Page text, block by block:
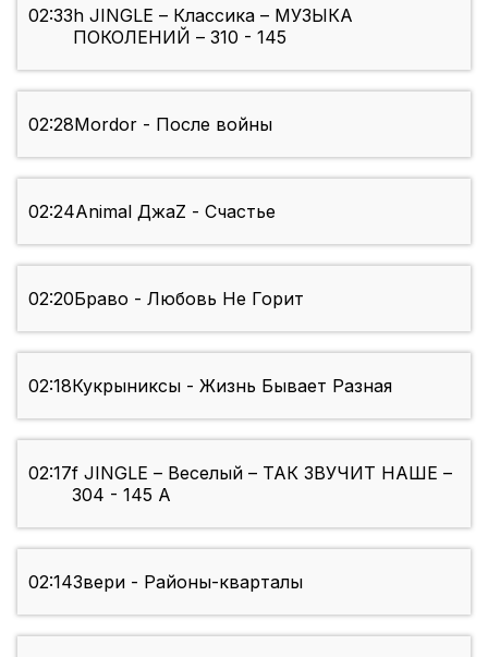
02:33h JINGLE – Классика – МУЗЫКА
ПОКОЛЕНИЙ – 310 - 145
02:28Mordor - После войны
02:24Animal ДжаZ - Счастье
02:20Браво - Любовь Не Горит
02:18Кукрыниксы - Жизнь Бывает Разная
02:17f JINGLE – Веселый – ТАК ЗВУЧИТ НАШЕ –
304 - 145 A
02:14Звери - Районы-кварталы